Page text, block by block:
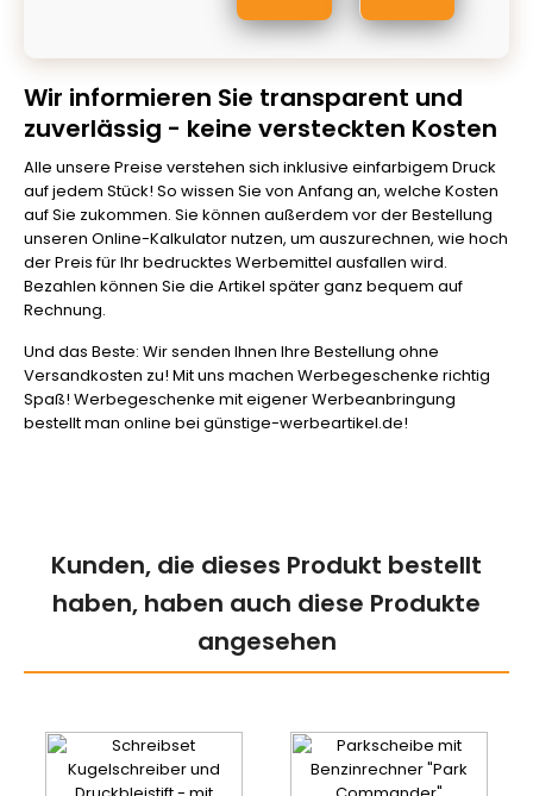
Wir informieren Sie transparent und
zuverlässig - keine versteckten Kosten
Alle unsere Preise verstehen sich inklusive einfarbigem Druck
auf jedem Stück! So wissen Sie von Anfang an, welche Kosten
auf Sie zukommen. Sie können außerdem vor der Bestellung
unseren Online-Kalkulator nutzen, um auszurechnen, wie hoch
der Preis für Ihr bedrucktes Werbemittel ausfallen wird.
Bezahlen können Sie die Artikel später ganz bequem auf
Rechnung.
Und das Beste: Wir senden Ihnen Ihre Bestellung ohne
Versandkosten zu! Mit uns machen Werbegeschenke richtig
Spaß! Werbegeschenke mit eigener Werbeanbringung
bestellt man online bei günstige-werbeartikel.de!
Kunden, die dieses Produkt bestellt
haben, haben auch diese Produkte
angesehen